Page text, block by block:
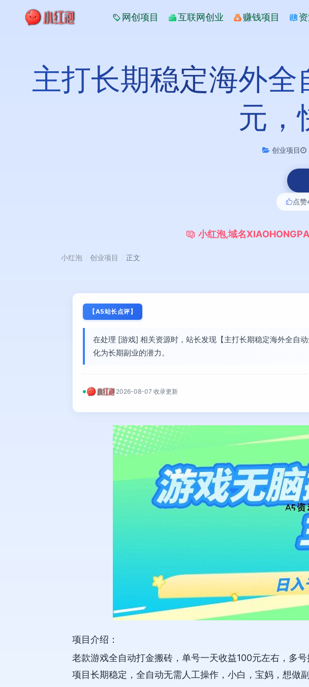
网创项目 互联网创业 赚钱项目
主打长期稳定海外
元，
创业项目
点赞
小红泡,域名XIAOHONGPA
小红泡 创业项目 正文
【A5站长点评】
在处理 [游戏] 相关资源时，站长发现【主打长期稳定海外全自
化为长期副业的潜力。
2026-08-07 收录更新
项目介绍：
老款游戏全自动打金搬砖，单号一天收益100元左右，多
项目长期稳定，全自动无需人工操作，小白，宝妈，想做副